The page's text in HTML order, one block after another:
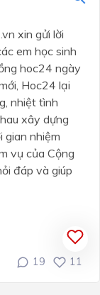
xin gửi lời
em học sinh
hoc24 ngày
Hoc24 lại
nhiệt tình
xây dựng
nhiệm
vụ của Cộng
đáp và giúp
19 11